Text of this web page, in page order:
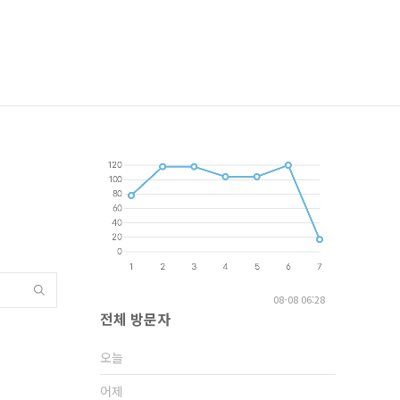
08-08 06:28
전체 방문자
오늘
어제